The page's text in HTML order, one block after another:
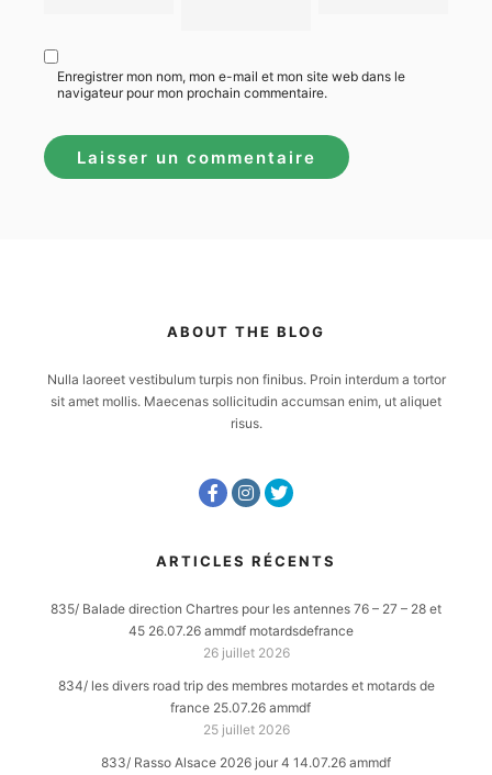
Enregistrer mon nom, mon e-mail et mon site web dans le
navigateur pour mon prochain commentaire.
ABOUT THE BLOG
Nulla laoreet vestibulum turpis non finibus. Proin interdum a tortor
sit amet mollis. Maecenas sollicitudin accumsan enim, ut aliquet
risus.
ARTICLES RÉCENTS
835/ Balade direction Chartres pour les antennes 76 – 27 – 28 et
45 26.07.26 ammdf motardsdefrance
26 juillet 2026
834/ les divers road trip des membres motardes et motards de
france 25.07.26 ammdf
25 juillet 2026
833/ Rasso Alsace 2026 jour 4 14.07.26 ammdf